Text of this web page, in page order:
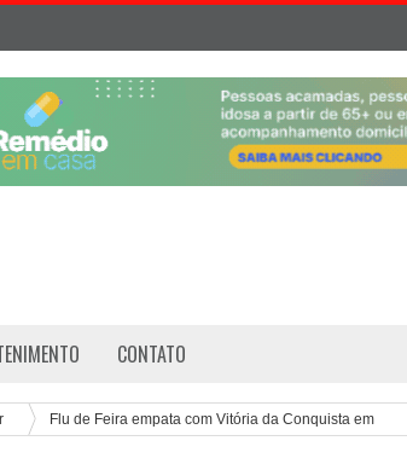
CONTATO
Flu de Feira empata com Vitória da Conquista em